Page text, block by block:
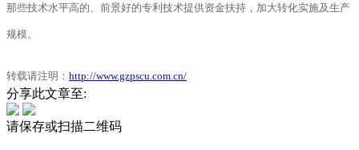
那些技术水平高的、前景好的专利技术提供资金扶持，加大转化实施及生产
规模。
转载请注明： http://www.gzpscu.com.cn/
分享此文章至:
请保存或扫描二维码